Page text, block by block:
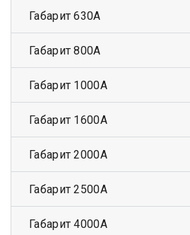
Габарит 630А
Габарит 800А
Габарит 1000А
Габарит 1600А
Габарит 2000А
Габарит 2500А
Габарит 4000А